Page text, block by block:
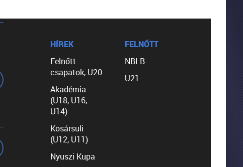
HÍREK
Felnőtt
csapatok, U20
Akadémia
(U18, U16,
U14)
Kosársuli
(U12, U11)
Nyuszi Kupa
FELNŐTT
NBI B
U21